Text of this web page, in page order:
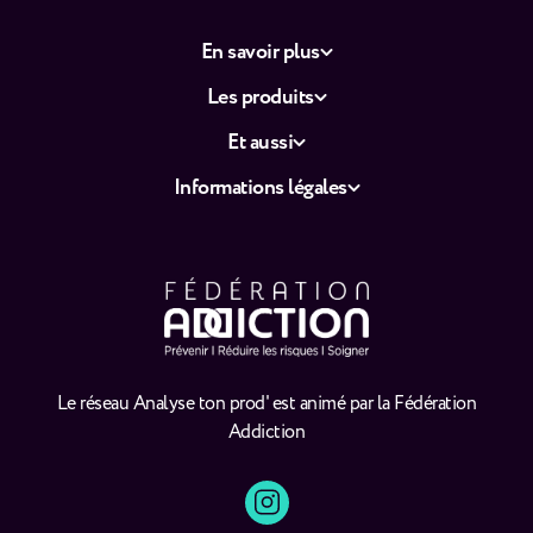
Le réseau Analyse ton prod' est animé par la Fédération
Addiction
En savoir plus
Les produits
Et aussi
Informations légales